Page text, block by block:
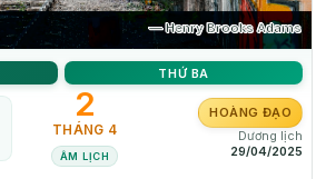
— Henry Brooks Adams
THỨ BA
2
THÁNG 4
ÂM LỊCH
HOÀNG ĐẠO
Dương lịch
29/04/2025